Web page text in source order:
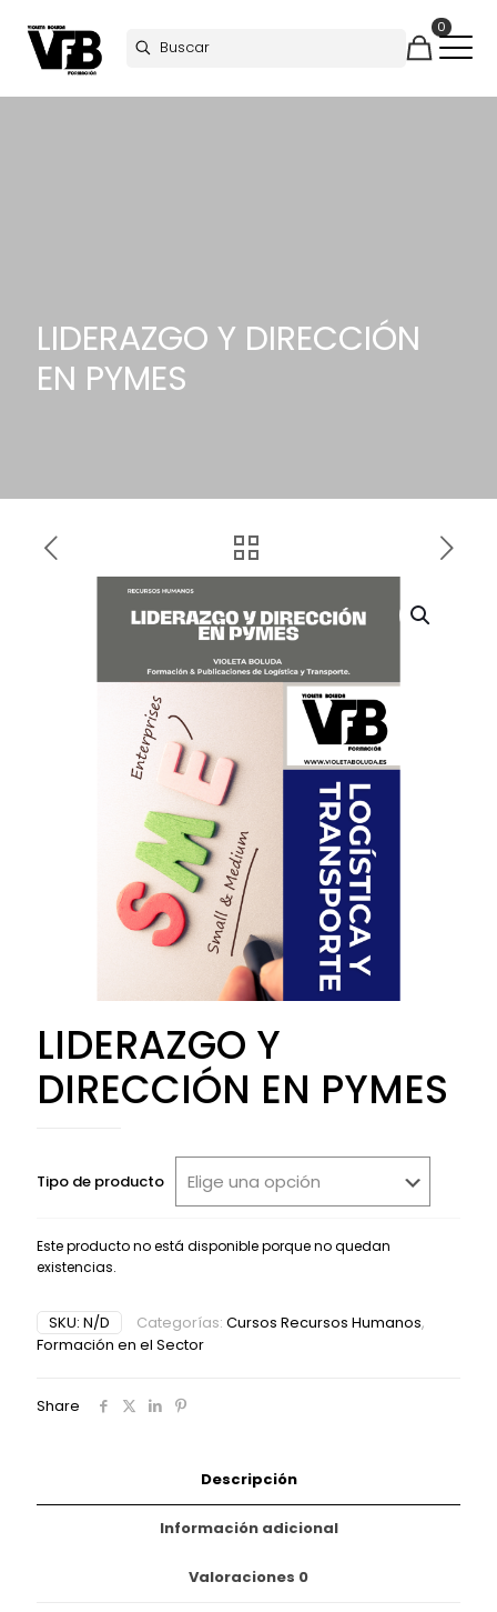
0
LIDERAZGO Y DIRECCIÓN
EN PYMES
LIDERAZGO Y
DIRECCIÓN EN PYMES
Tipo de producto
Este producto no está disponible porque no quedan
existencias.
SKU: N/D Categorías: Cursos Recursos Humanos,
Formación en el Sector
Share
Descripción
Información adicional
Valoraciones 0